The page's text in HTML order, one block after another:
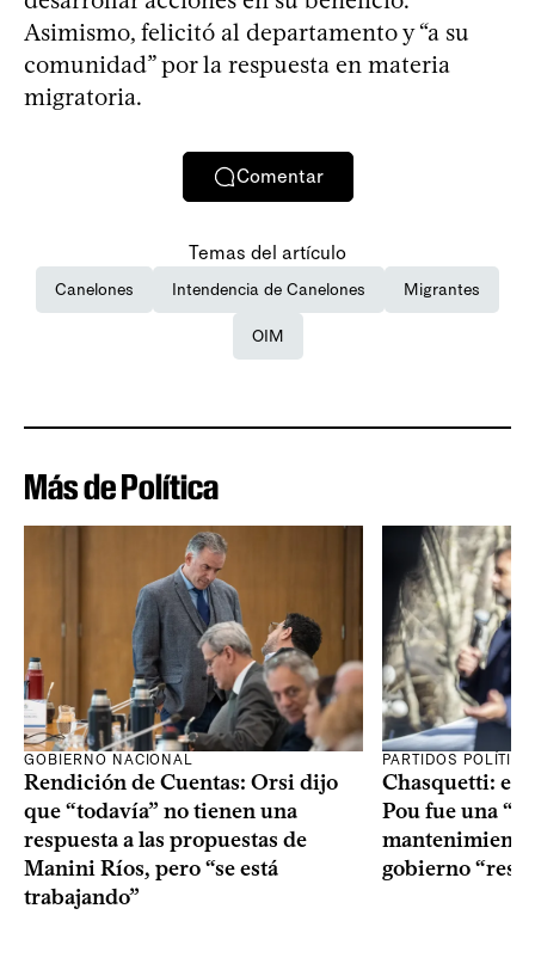
Asimismo, felicitó al departamento y “a su
comunidad” por la respuesta en materia
migratoria.
Comentar
Temas del artículo
Canelones Intendencia de Canelones Migrantes
OIM
Más de Política
GOBIERNO NACIONAL
Rendición de Cuentas: Orsi dijo
que “todavía” no tienen una
respuesta a las propuestas de
Manini Ríos, pero “se está
trabajando”
PARTIDOS
Chasquetti: el
Pou fue una
gobierno